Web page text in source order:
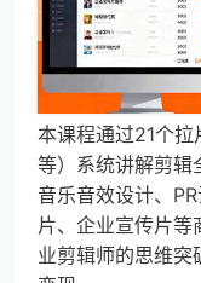
本课程通过21个
等）系统讲解剪辑
音乐音效设计、
片、企业宣传片等
业剪辑师的思维突